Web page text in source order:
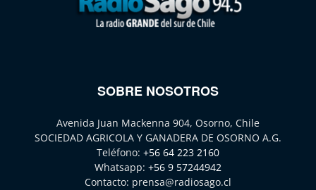
SOBRE NOSOTROS
Avenida Juan Mackenna 904, Osorno, Chile
SOCIEDAD AGRICOLA Y GANADERA DE OSORNO A.G.
Teléfono: +56 64 223 2160
Whatsapp: +56 9 57244942
Contacto: prensa@radiosago.cl